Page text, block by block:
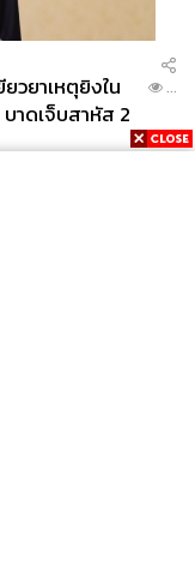
วยาเหตุยิงใน
าดเจ็บสาหัส 2
...